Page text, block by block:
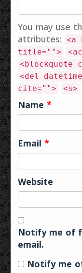
കഴിഞ്ഞ് വന്ന
ഞാൻ അവളുടെ
ലെറ്റർ
You may use
attributes:
<a
title="">
<blockquote
<del
cite="">
<s>
Name*
Email*
Website
Notify me of
email.
Notify me